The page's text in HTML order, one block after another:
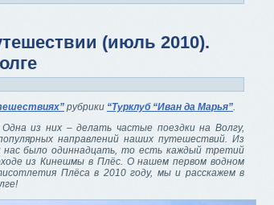
(июль 2010).
рубрики “Турклуб “Иван да Марья”.
из них – делать частые поездки на Волгу,
направлений наших путешествий. Из
нас было одиннадцать, то есть каждый третий
из Кинешмы в Плёс. О нашем первом водном
Плёса в 2010 году, мы и расскажем в